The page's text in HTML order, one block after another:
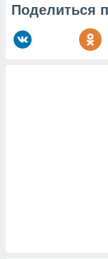
Поделиться